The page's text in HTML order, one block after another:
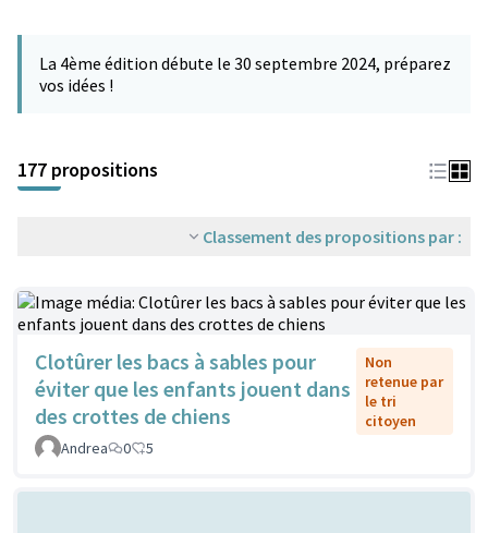
−
La 4ème édition débute le 30 septembre 2024, préparez
vos idées !
177 propositions
Classement des propositions par :
Clotûrer les bacs à sables pour
éviter que les enfants jouent dans
des crottes de chiens
Non
retenue par
le tri
citoyen
Andrea
0 5